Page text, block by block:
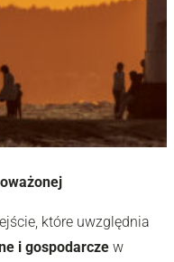
które uwzględnia
i gospodarcze w